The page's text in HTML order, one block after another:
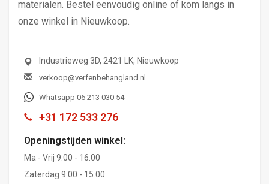
materialen. Bestel eenvoudig online of kom langs in
onze winkel in Nieuwkoop.
Industrieweg 3D, 2421 LK, Nieuwkoop
verkoop@verfenbehangland.nl
Whatsapp 06 213 030 54
+31 172 533 276
Openingstijden winkel:
Ma - Vrij 9.00 - 16.00
Zaterdag 9.00 - 15.00